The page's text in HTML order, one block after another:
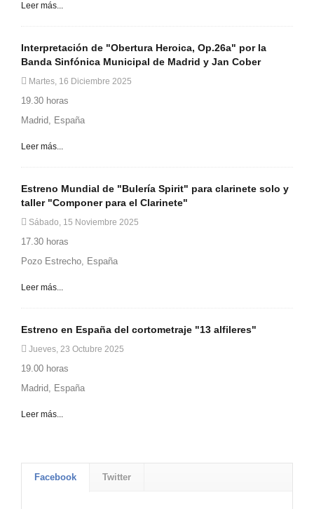
Leer más...
Interpretación de "Obertura Heroica, Op.26a" por la
Banda Sinfónica Municipal de Madrid y Jan Cober
Martes, 16 Diciembre 2025
19.30 horas
Madrid, España
Leer más...
Estreno Mundial de "Bulería Spirit" para clarinete solo y
taller "Componer para el Clarinete"
Sábado, 15 Noviembre 2025
17.30 horas
Pozo Estrecho, España
Leer más...
Estreno en España del cortometraje "13 alfileres"
Jueves, 23 Octubre 2025
19.00 horas
Madrid, España
Leer más...
Facebook Twitter